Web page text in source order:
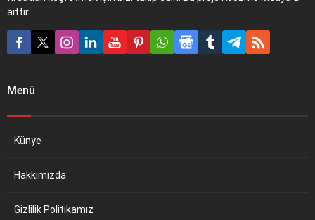
aittir.
Menü
Künye
Hakkımızda
Gizlilik Politikamız